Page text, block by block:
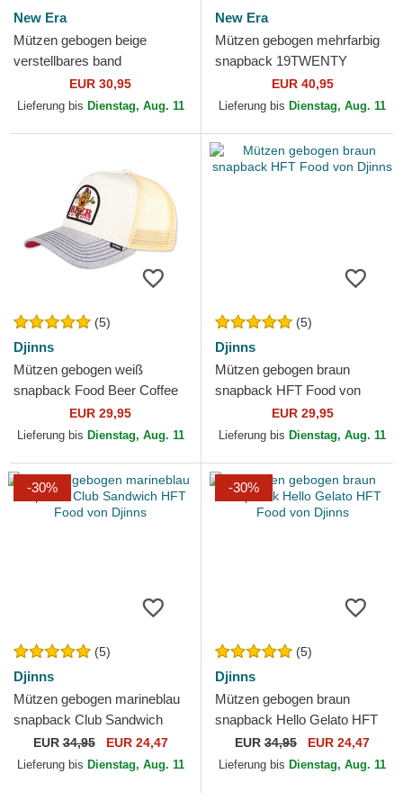
New Era
Mützen gebogen beige
verstellbares band
9TWENTY All Over Print
Tropical der New York
EUR 30,95
Lieferung bis Dienstag, Aug. 11
New Era
Mützen gebogen mehrfarbig
snapback 19TWENTY
Printed Tropical der New York
Yankees MLB von New Era
EUR 40,95
Lieferung bis Dienstag, Aug. 11
(5)
Djinns
Mützen gebogen weiß
snapback Food Beer Coffee
HFT von Djinns
EUR 29,95
Lieferung bis Dienstag, Aug. 11
(5)
Djinns
Mützen gebogen braun
snapback HFT Food von
EUR 29,95
Lieferung bis Dienstag, Aug. 11
-30%
(5)
Djinns
Mützen gebogen marineblau
snapback Club Sandwich
HFT Food von Djinns
EUR34,95 EUR 24,47
Lieferung bis Dienstag, Aug. 11
-30%
(5)
Djinns
Mützen gebogen braun
snapback Hello Gelato HFT
Food von Djinns
EUR 34,95 EUR 24,47
Lieferung bis Dienstag, Aug. 11